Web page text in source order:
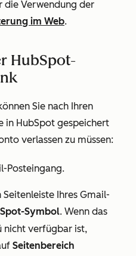
die Verwendung der
im Web.
HubSpot-
Sie nach Ihren
in HubSpot gespeichert
verlassen zu müssen:
Posteingang.
Ihres Gmail-
Symbol. Wenn das
nicht verfügbar ist,
Seitenbereich